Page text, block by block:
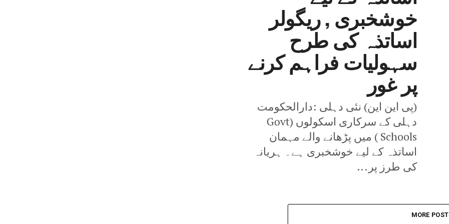
خوشخبری , ریگولر
اساتذہ کی طرح
سہولیات فراہم کرنے
پر غور
(پی این این) نئی دہلی :دارالحکومت
دہلی کے سرکاری اسکولوں (Govt
Schools ) میں پڑھانے والے مہمان
اساتذہ کے لیے خوشخبری ہے۔ ہریانہ
کی طرز پر...
MORE